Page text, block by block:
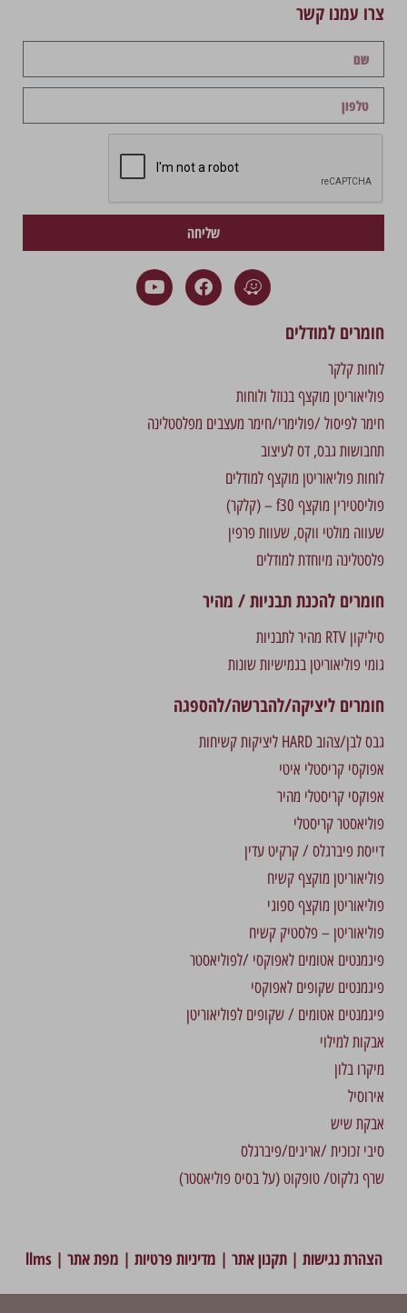
צרו עמנו קשר
שליחה
חומרים למודלים
לוחות קלקר
פוליאוריטן מוקצף בנוזל ולוחות
חימר לפיסול /פולימרי/חימר מעצבים מפלסטלינה
תחבושות גבס, דס לעיצוב
לוחות פוליאוריטן מוקצף למודלים
פוליסטירין מוקצף f30 – (קלקר)
שעווה מולטי ווקס, שעוות פרפין
פלסטלינה מיוחדת למודלים
חומרים להכנת תבניות / מהיר
סיליקון RTV מהיר לתבניות
גומי פוליאוריטן בגמישיות שונות
חומרים ליציקה/להברשה/להספגה
גבס לבן/צהוב HARD ליציקות קשיחות
אפוקסי קריסטלי איטי
אפוקסי קריסטלי מהיר
פוליאסטר קריסטלי
דייסת פיברגלס / קרקיט עדין
פוליאוריטן מוקצף קשיח
פוליאוריטן מוקצף ספוגי
פוליאוריטן – פלסטיק קשיח
פיגמנטים אטומים לאפוקסי /לפוליאסטר
פיגמנטים שקופים לאפוקסי
פיגמנטים אטומים / שקופים לפוליאוריטן
אבקות למילוי
מיקרו בלון
אירוסיל
אבקת שיש
סיבי זכוכית /אריגים/פיברגלס
שרף גלקוט/ טופקוט (על בסיס פוליאסטר)
הצהרת נגישות |תקנון אתר | מדיניות פרטיות | מפת אתר |
llms